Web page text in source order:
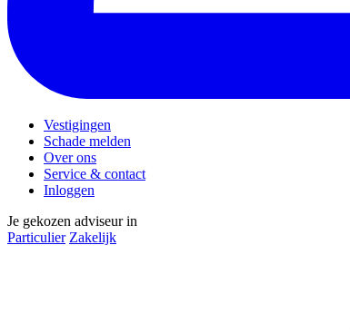
Vestigingen
Schade melden
Over ons
Service & contact
Inloggen
Je gekozen adviseur in
Particulier Zakelijk